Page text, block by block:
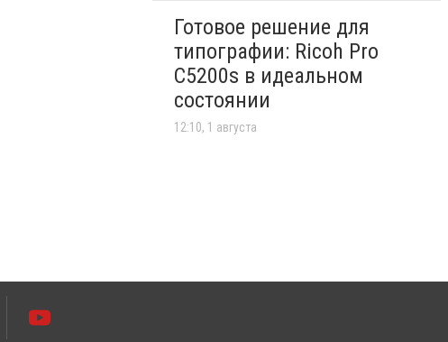
Готовое решение для
типографии: Ricoh Pro
C5200s в идеальном
состоянии
12:10, 1 августа